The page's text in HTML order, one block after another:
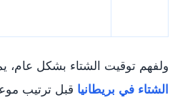
ولفهم توقيت الشتاء بشكل عام،
الشتاء في بريطانيا قبل ترتيب